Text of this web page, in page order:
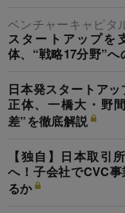
ベンチャーキャピタ
スタートアップを
体、“戦略17分野”
日本発スタートア
正体、一橋大・野
差”を徹底解説
【独自】日本取引
へ！子会社でCVC
るか